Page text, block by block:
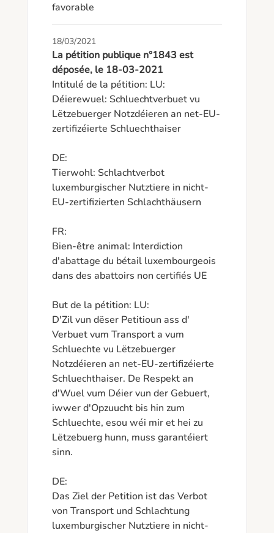
favorable
18/03/2021
La pétition publique n°1843 est
déposée, le 18-03-2021
Intitulé de la pétition: LU:
Déierewuel: Schluechtverbuet vu
Lëtzebuerger Notzdéieren an net-EU-
zertifizéierte Schluechthaiser
DE:
Tierwohl: Schlachtverbot
luxemburgischer Nutztiere in nicht-
EU-zertifizierten Schlachthäusern
FR:
Bien-être animal: Interdiction
d'abattage du bétail luxembourgeois
dans des abattoirs non certifiés UE
But de la pétition: LU:
D'Zil vun dëser Petitioun ass d'
Verbuet vum Transport a vum
Schluechte vu Lëtzebuerger
Notzdéieren an net-EU-zertifizéierte
Schluechthaiser. De Respekt an
d'Wuel vum Déier vun der Gebuert,
iwwer d'Opzuucht bis hin zum
Schluechte, esou wéi mir et hei zu
Lëtzebuerg hunn, muss garantéiert
sinn.
DE:
Das Ziel der Petition ist das Verbot
von Transport und Schlachtung
luxemburgischer Nutztiere in nicht-